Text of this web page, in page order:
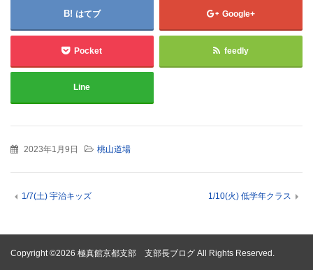
はてブ Google+
Pocket feedly
Line
2023年1月9日 桃山道場
1/7(土) 宇治キッズ 1/10(火) 低学年クラス
Copyright ©2026 極真館京都支部 支部長ブログ All Rights Reserved.